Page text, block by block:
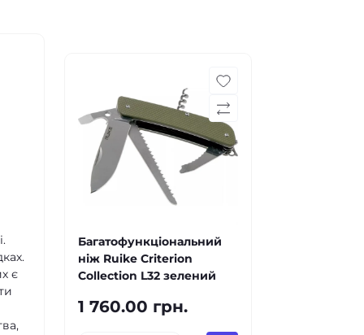
є
Багатофункціональний
ніж Ruike Criterion
Collection L32 зелений
1 760.00 грн.